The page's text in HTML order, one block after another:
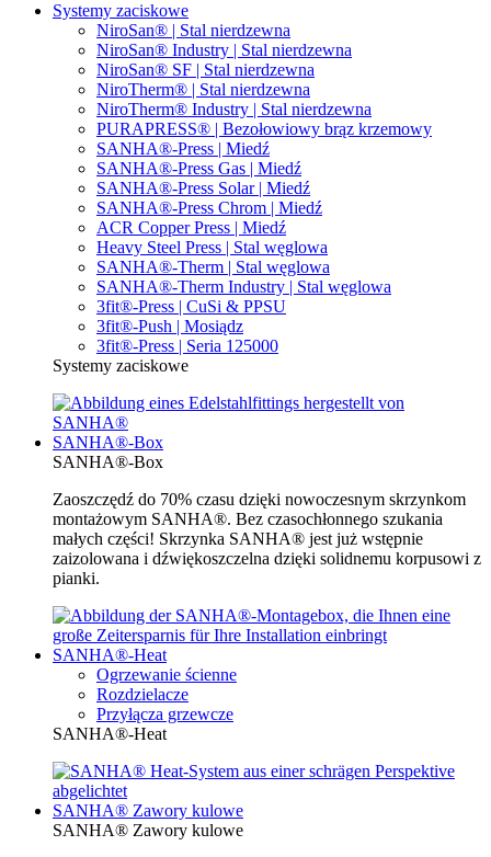
Systemy zaciskowe
NiroSan® | Stal nierdzewna
NiroSan® Industry | Stal nierdzewna
NiroSan® SF | Stal nierdzewna
NiroTherm® | Stal nierdzewna
NiroTherm® Industry | Stal nierdzewna
PURAPRESS® | Bezołowiowy brąz krzemowy
SANHA®-Press | Miedź
SANHA®-Press Gas | Miedź
SANHA®-Press Solar | Miedź
SANHA®-Press Chrom | Miedź
ACR Copper Press | Miedź
Heavy Steel Press | Stal węglowa
SANHA®-Therm | Stal węglowa
SANHA®-Therm Industry | Stal węglowa
3fit®-Press | CuSi & PPSU
3fit®-Push | Mosiądz
3fit®-Press | Seria 125000
Systemy zaciskowe
SANHA®-Box
SANHA®-Box
Zaoszczędź do 70% czasu dzięki nowoczesnym skrzynkom
montażowym SANHA®. Bez czasochłonnego szukania
małych części! Skrzynka SANHA® jest już wstępnie
zaizolowana i dźwiękoszczelna dzięki solidnemu korpusowi z
pianki.
SANHA®-Heat
Ogrzewanie ścienne
Rozdzielacze
Przyłącza grzewcze
SANHA®-Heat
SANHA® Zawory kulowe
SANHA® Zawory kulowe